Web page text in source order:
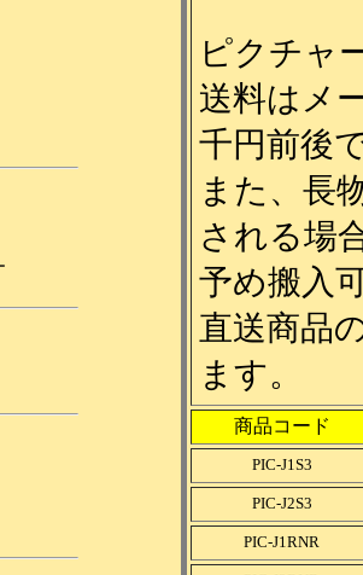
ピクチャ
送料はメ
千円前後
また、長
される場
予め搬入
直送商品
ます。
商品コード
PIC-J1S3
PIC-J2S3
PIC-J1RNR